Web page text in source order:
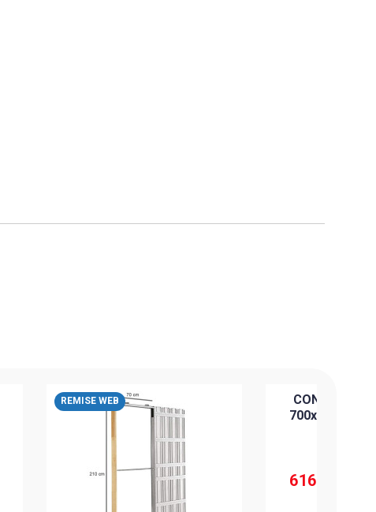
REMISE WEB REMISE WEB
CONTRE
700x2100x100
616,004 DT